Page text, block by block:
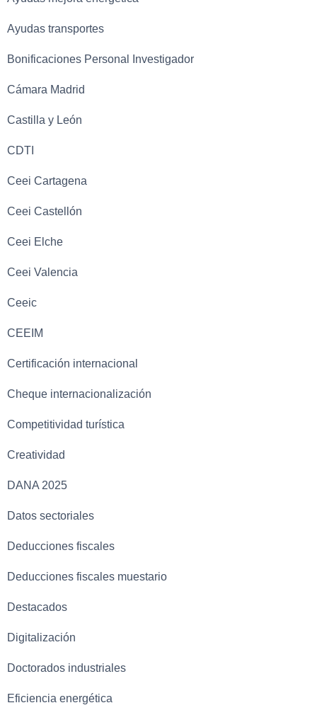
Ayudas transportes
Bonificaciones Personal Investigador
Cámara Madrid
Castilla y León
CDTI
Ceei Cartagena
Ceei Castellón
Ceei Elche
Ceei Valencia
Ceeic
CEEIM
Certificación internacional
Cheque internacionalización
Competitividad turística
Creatividad
DANA 2025
Datos sectoriales
Deducciones fiscales
Deducciones fiscales muestario
Destacados
Digitalización
Doctorados industriales
Eficiencia energética